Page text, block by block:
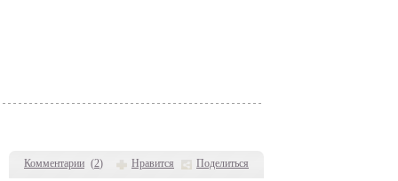
Комментарии (2) Нравится Поделиться